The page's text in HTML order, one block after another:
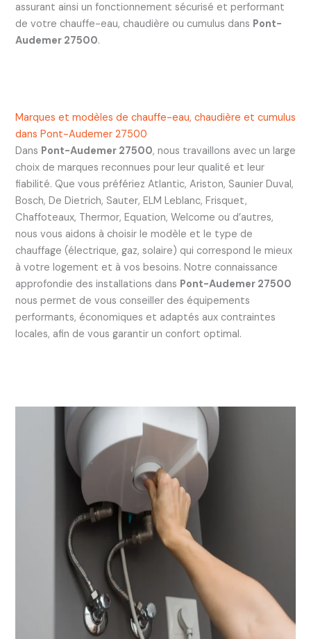
assurant ainsi un fonctionnement sécurisé et performant
de votre chauffe-eau, chaudière ou cumulus dans Pont-
Audemer 27500.
Marques et modèles de chauffe-eau, chaudière et cumulus
dans Pont-Audemer 27500
Dans Pont-Audemer 27500, nous travaillons avec un large
choix de marques reconnues pour leur qualité et leur
fiabilité. Que vous préfériez Atlantic, Ariston, Saunier Duval,
Bosch, De Dietrich, Sauter, ELM Leblanc, Frisquet,
Chaffoteaux, Thermor, Equation, Welcome ou d’autres,
nous vous aidons à choisir le modèle et le type de
chauffage (électrique, gaz, solaire) qui correspond le mieux
à votre logement et à vos besoins. Notre connaissance
approfondie des installations dans Pont-Audemer 27500
nous permet de vous conseiller des équipements
performants, économiques et adaptés aux contraintes
locales, afin de vous garantir un confort optimal.